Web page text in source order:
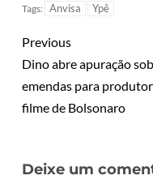
Tags: Anvisa Ypê
Previous
Dino abre apuração
emendas para
filme de Bolsonaro
Deixe um